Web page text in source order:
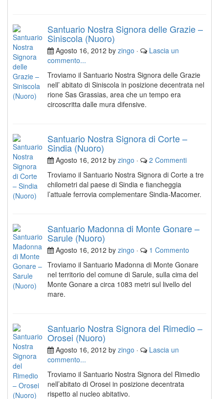
Santuario Nostra Signora delle Grazie –
Siniscola (Nuoro)
Agosto 16, 2012 by zingo ·
Lascia un
commento...
Troviamo il Santuario Nostra Signora delle Grazie
nell’ abitato di Siniscola in posizione decentrata nel
rione Sas Grassias, area che un tempo era
circoscritta dalle mura difensive.
Santuario Nostra Signora di Corte –
Sindia (Nuoro)
Agosto 16, 2012 by zingo ·
2 Commenti
Troviamo il Santuario Nostra Signora di Corte a tre
chilometri dal paese di Sindia e fiancheggia
l’attuale ferrovia complementare Sindia-Macomer.
Santuario Madonna di Monte Gonare –
Sarule (Nuoro)
Agosto 16, 2012 by zingo ·
1 Commento
Troviamo il Santuario Madonna di Monte Gonare
nel territorio del comune di Sarule, sulla cima del
Monte Gonare a circa 1083 metri sul livello del
mare.
Santuario Nostra Signora del Rimedio –
Orosei (Nuoro)
Agosto 16, 2012 by zingo ·
Lascia un
commento...
Troviamo il Santuario Nostra Signora del Rimedio
nell’abitato di Orosei in posizione decentrata
rispetto al nucleo abitativo.